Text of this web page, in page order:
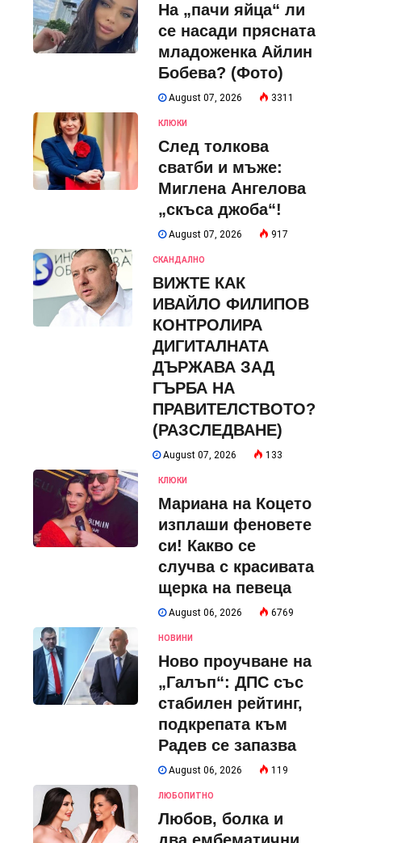
На „пачи яйца“ ли
се насади прясната
младоженка Айлин
Бобева? (Фото)
August 07, 2026 3311
КЛЮКИ
След толкова
сватби и мъже:
Миглена Ангелова
„скъса джоба“!
August 07, 2026 917
СКАНДАЛНО
ВИЖТЕ КАК
ИВАЙЛО ФИЛИПОВ
КОНТРОЛИРА
ДИГИТАЛНАТА
ДЪРЖАВА ЗАД
ГЪРБА НА
ПРАВИТЕЛСТВОТО?
(РАЗСЛЕДВАНЕ)
August 07, 2026 133
КЛЮКИ
Мариана на Коцето
изплаши феновете
си! Какво се
случва с красивата
щерка на певеца
August 06, 2026 6769
НОВИНИ
Ново проучване на
„Галъп“: ДПС със
стабилен рейтинг,
подкрепата към
Радев се запазва
August 06, 2026 119
ЛЮБОПИТНО
Любов, болка и